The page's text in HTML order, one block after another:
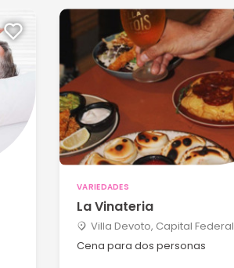
VARIEDADES
La Vinateria
Villa Devoto, Capital Federal
Cena para dos personas